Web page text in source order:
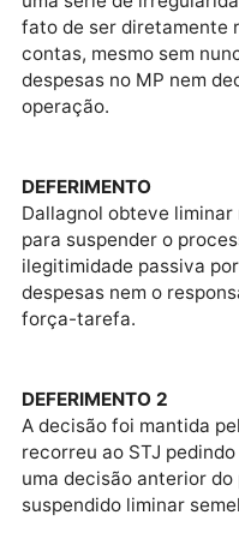
MONTANTE
No processo, o TCU
milhões pagos em
ser devolvidos pelos
DEFESA
Com isso, Deltan
uma série de
fato de ser
contas, mesmo sem
despesas no MP
DEFERIMENTO
Dallagnol obteve
para suspender o